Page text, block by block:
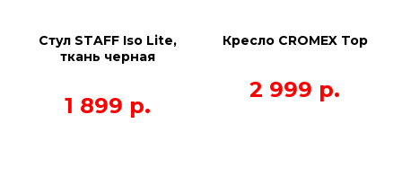
Стул STAFF Iso Lite,
ткань черная
1 899 р.
Кресло CROMEX Top
2 999 р.